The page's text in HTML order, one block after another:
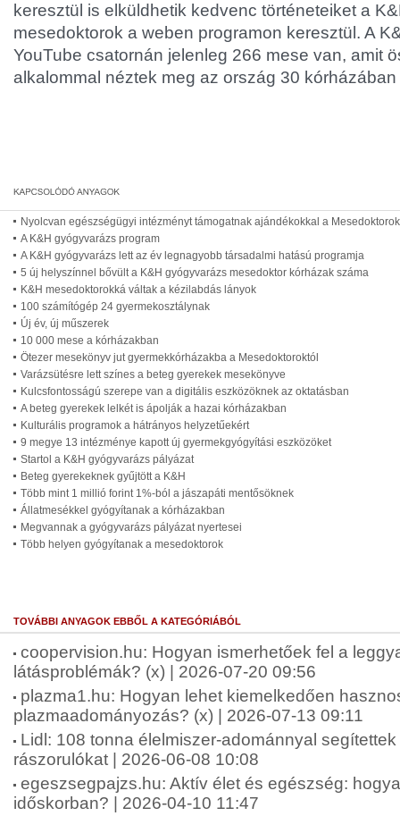
keresztül is elküldhetik kedvenc történeteiket a
mesedoktorok a weben programon keresztül. A
YouTube csatornán jelenleg 266 mese van, amit
alkalommal néztek meg az ország 30
Nyolcvan egészségügyi intézményt támogatnak ajándékokkal a Mesedoktorok
A K&H gyógyvarázs program
A K&H gyógyvarázs lett az év legnagyobb társadalmi hatású programja
5 új helyszínnel bővült a K&H gyógyvarázs mesedoktor kórházak száma
K&H mesedoktorokká váltak a kézilabdás lányok
100 számítógép 24 gyermekosztálynak
Új év, új műszerek
10 000 mese a kórházakban
Ötezer mesekönyv jut gyermekkórházakba a Mesedoktoroktól
Varázsütésre lett színes a beteg gyerekek mesekönyve
Kulcsfontosságú szerepe van a digitális eszközöknek az oktatásban
A beteg gyerekek lelkét is ápolják a hazai kórházakban
Kulturális programok a hátrányos helyzetűekért
9 megye 13 intézménye kapott új gyermekgyógyítási eszközöket
Startol a K&H gyógyvarázs pályázat
Beteg gyerekeknek gyűjtött a K&H
Több mint 1 millió forint 1%-ból a jászapáti mentősöknek
Állatmesékkel gyógyítanak a kórházakban
Megvannak a gyógyvarázs pályázat nyertesei
Több helyen gyógyítanak a mesedoktorok
TOVÁBBI ANYAGOK EBBŐL A KATEGÓRIÁBÓL
coopervision.hu: Hogyan ismerhetőek fel a
látásproblémák? (x) | 2026-07-20 09:56
plazma1.hu: Hogyan lehet kiemelkedően
plazmaadományozás? (x) | 2026-07-13 09:11
Lidl: 108 tonna élelmiszer-adománnyal
rászorulókat | 2026-06-08 10:08
egeszsegpajzs.hu: Aktív élet és egészség:
időskorban? | 2026-04-10 11:47